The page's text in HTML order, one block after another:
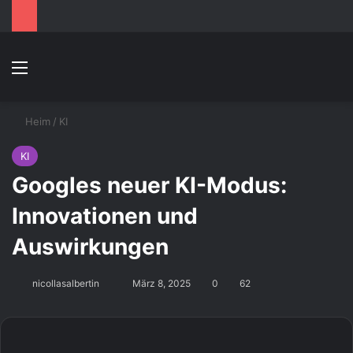
Speisekarte
Heim / KI
KI
Googles neuer KI-Modus:
Innovationen und
Auswirkungen
nicollasalbertin
SendeMärz 8, 2025 0 62